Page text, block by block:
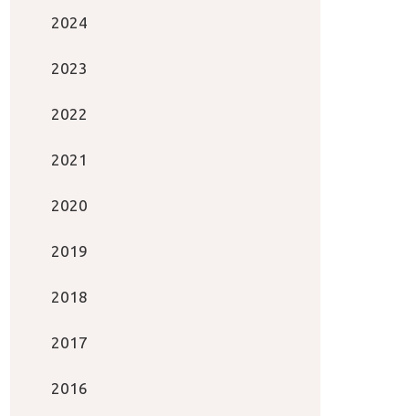
2024
2023
2022
2021
2020
2019
2018
2017
2016